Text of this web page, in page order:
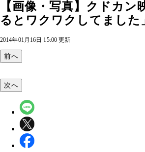
【画像・写真】クドカ
るとワクワクしてました
2014年01月16日 15:00 更新
前へ
次へ